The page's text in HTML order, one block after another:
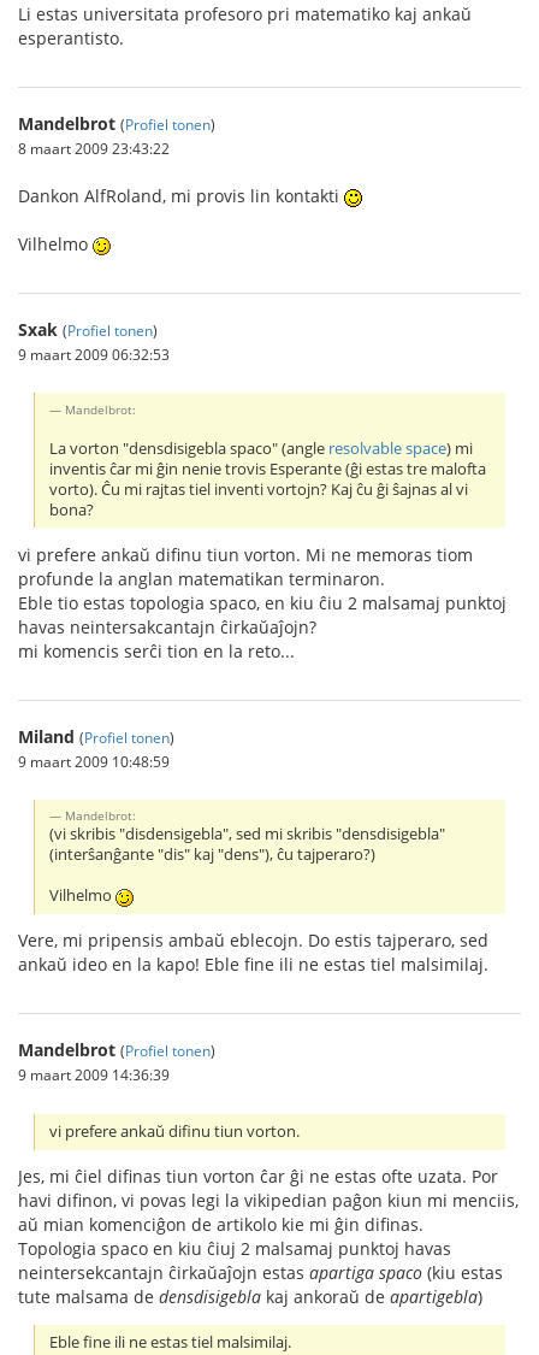
Li estas universitata profesoro pri matematiko kaj ankaŭ
esperantisto.
Mandelbrot (Profiel tonen)
8 maart 2009 23:43:22
Dankon AlfRoland, mi provis lin kontakti
Vilhelmo
Sxak (Profiel tonen)
9 maart 2009 06:32:53
Mandelbrot:
La vorton "densdisigebla spaco" (angle resolvable space) mi
inventis ĉar mi ĝin nenie trovis Esperante (ĝi estas tre malofta
vorto). Ĉu mi rajtas tiel inventi vortojn? Kaj ĉu ĝi ŝajnas al vi
bona?
vi prefere ankaŭ difinu tiun vorton. Mi ne memoras tiom
profunde la anglan matematikan terminaron.
Eble tio estas topologia spaco, en kiu ĉiu 2 malsamaj punktoj
havas neintersakcantajn ĉirkaŭaĵojn?
mi komencis serĉi tion en la reto...
Miland (Profiel tonen)
9 maart 2009 10:48:59
Mandelbrot:
(vi skribis "disdensigebla", sed mi skribis "densdisigebla"
(interŝanĝante "dis" kaj "dens"), ĉu tajperaro?)
Vilhelmo
Vere, mi pripensis ambaŭ eblecojn. Do estis tajperaro, sed
ankaŭ ideo en la kapo! Eble fine ili ne estas tiel malsimilaj.
Mandelbrot (Profiel tonen)
9 maart 2009 14:36:39
vi prefere ankaŭ difinu tiun vorton.
Jes, mi ĉiel difinas tiun vorton ĉar ĝi ne estas ofte uzata. Por
havi difinon, vi povas legi la vikipedian paĝon kiun mi menciis,
aŭ mian komenciĝon de artikolo kie mi ĝin difinas.
Topologia spaco en kiu ĉiuj 2 malsamaj punktoj havas
neintersekcantajn ĉirkaŭaĵojn estas apartiga spaco (kiu estas
tute malsama de densdisigebla kaj ankoraŭ de apartigebla)
Eble fine ili ne estas tiel malsimilaj.